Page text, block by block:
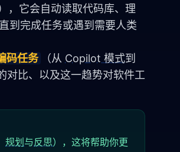
，它会自动读取代码库、理
到完成任务或遇到需要人类
码任务 （从 Copilot 模式到
对比、以及这一趋势对软件工
规划 与反思），这将帮助你更